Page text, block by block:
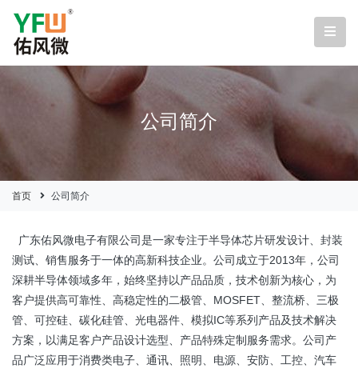
公司简介
首页 公司简介
广东佑风微电子有限公司是一家专注于半导体芯片研发设计、封装
测试、销售服务于一体的高新科技企业。公司成立于2013年，公司
深耕半导体领域多年，始终坚持以产品品质，技术创新为核心，为
客户提供高可靠性、高稳定性的二极管、MOSFET、整流桥、三极
管、可控硅、碳化硅管、光电器件、模拟IC等系列产品及技术解决
方案，以满足客户产品设计选型、产品特殊定制服务需求。公司产
品广泛应用于消费类电子、通讯、照明、电源、安防、工控、汽车